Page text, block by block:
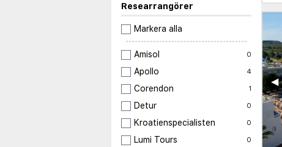
Researrangörer
Markera alla
Amisol 0
Apollo 4
Corendon 1
Detur 0
Kroatienspecialisten 0
Lumi Tours 0
◀︎